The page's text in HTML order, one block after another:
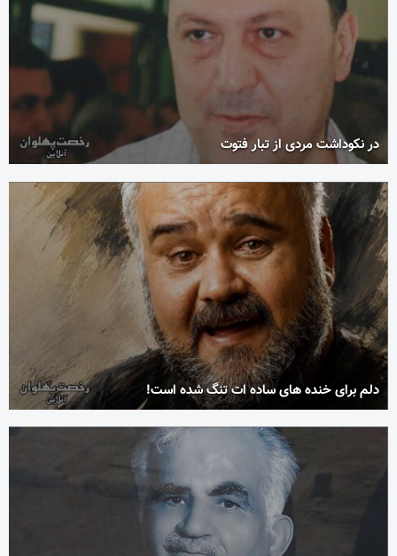
در نکوداشت مردی از تبار فتوت
دلم برای خنده های ساده ات تنگ شده است!